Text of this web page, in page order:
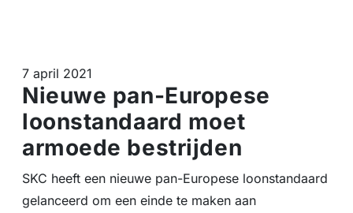
7 april 2021
Nieuwe pan-Europese
loonstandaard moet
armoede bestrijden
SKC heeft een nieuwe pan-Europese loonstandaard
gelanceerd om een einde te maken aan